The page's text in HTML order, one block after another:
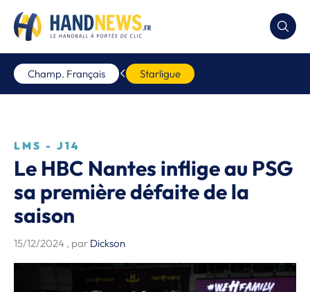
Champ. Français Starligue
LMS - J14
Le HBC Nantes inflige au PSG
sa première défaite de la
saison
15/12/2024 , par Dickson